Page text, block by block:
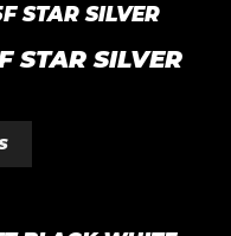
STAR SILVER